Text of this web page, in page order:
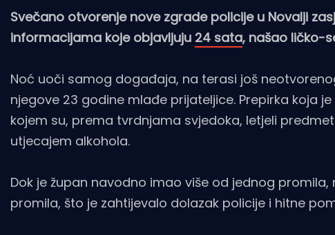
Svečano otvorenje nove zgrade policije u Novalji
informacijama koje objavljuju 24 sata, našao ličko-
Noć uoči samog događaja, na terasi još
njegove 23 godine mlađe prijateljice. Prepirka koja
kojem su, prema tvrdnjama svjedoka, letjeli
utjecajem alkohola.
Dok je župan navodno imao više od jednog
promila, što je zahtijevalo dolazak policije i hitne